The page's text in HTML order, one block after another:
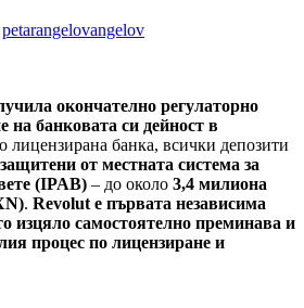
petarangelovangelov
окончателно регулаторно
на банковата си дейност в
лицензирана банка, всички депозити
защитени от местната система за
(IPAB) – до около 3,4 милиона
. Revolut е първата независима
изцяло самостоятелно преминава и
процес по лицензиране и